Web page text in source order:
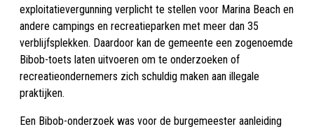
exploitatievergunning verplicht te stellen voor Marina Beach en
andere campings en recreatieparken met meer dan 35
verblijfsplekken. Daardoor kan de gemeente een zogenoemde
Bibob-toets laten uitvoeren om te onderzoeken of
recreatieondernemers zich schuldig maken aan illegale
praktijken.
Een Bibob-onderzoek was voor de burgemeester aanleiding